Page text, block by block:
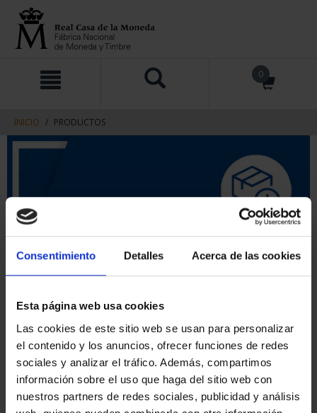
Consentimiento Detalles Acerca de las cookies
Esta página web usa cookies
Las cookies de este sitio web se usan para personalizar
el contenido y los anuncios, ofrecer funciones de redes
sociales y analizar el tráfico. Además, compartimos
información sobre el uso que haga del sitio web con
nuestros partners de redes sociales, publicidad y análisis
contenido
navegacin
0
INICIO PRODUCTOS
ORDENAR POR: